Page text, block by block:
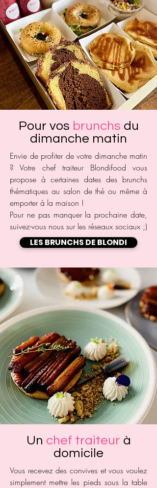
Pour vos brunchs du
dimanche matin
Envie de profiter de votre dimanche matin
? Votre chef traiteur Blondifood vous
propose à certaines dates des brunchs
thématiques au salon de thé ou même à
emporter à la maison !
Pour ne pas manquer la prochaine date,
suivez-vous nous sur les réseaux sociaux ;)
LES BRUNCHS DE BLONDI
Un chef traiteur à
domicile
Vous recevez des convives et vous voulez
simplement mettre les pieds sous la table